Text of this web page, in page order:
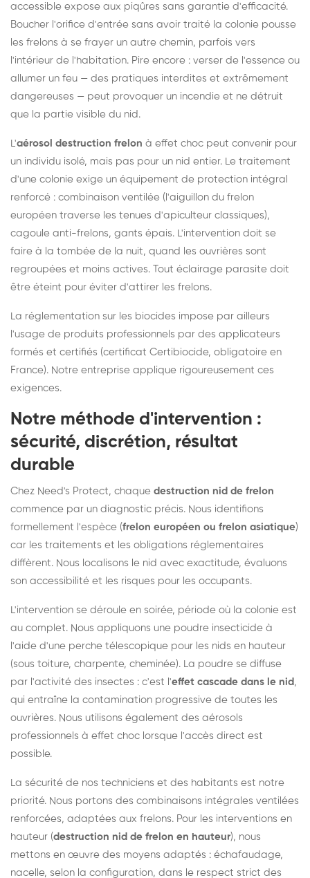
accessible expose aux piqûres sans garantie d'efficacité.
Boucher l'orifice d'entrée sans avoir traité la colonie pousse
les frelons à se frayer un autre chemin, parfois vers
l'intérieur de l'habitation. Pire encore : verser de l'essence ou
allumer un feu — des pratiques interdites et extrêmement
dangereuses — peut provoquer un incendie et ne détruit
que la partie visible du nid.
L'aérosol destruction frelon à effet choc peut convenir pour
un individu isolé, mais pas pour un nid entier. Le traitement
d'une colonie exige un équipement de protection intégral
renforcé : combinaison ventilée (l'aiguillon du frelon
européen traverse les tenues d'apiculteur classiques),
cagoule anti-frelons, gants épais. L'intervention doit se
faire à la tombée de la nuit, quand les ouvrières sont
regroupées et moins actives. Tout éclairage parasite doit
être éteint pour éviter d'attirer les frelons.
La réglementation sur les biocides impose par ailleurs
l'usage de produits professionnels par des applicateurs
formés et certifiés (certificat Certibiocide, obligatoire en
France). Notre entreprise applique rigoureusement ces
exigences.
Notre méthode d'intervention :
sécurité, discrétion, résultat
durable
Chez Need's Protect, chaque destruction nid de frelon
commence par un diagnostic précis. Nous identifions
formellement l'espèce (frelon européen ou frelon asiatique)
car les traitements et les obligations réglementaires
diffèrent. Nous localisons le nid avec exactitude, évaluons
son accessibilité et les risques pour les occupants.
L'intervention se déroule en soirée, période où la colonie est
au complet. Nous appliquons une poudre insecticide à
l'aide d'une perche télescopique pour les nids en hauteur
(sous toiture, charpente, cheminée). La poudre se diffuse
par l'activité des insectes : c'est l'effet cascade dans le nid ,
qui entraîne la contamination progressive de toutes les
ouvrières. Nous utilisons également des aérosols
professionnels à effet choc lorsque l'accès direct est
possible.
La sécurité de nos techniciens et des habitants est notre
priorité. Nous portons des combinaisons intégrales ventilées
renforcées, adaptées aux frelons. Pour les interventions en
hauteur (destruction nid de frelon en hauteur), nous
mettons en œuvre des moyens adaptés : échafaudage,
nacelle, selon la configuration, dans le respect strict des